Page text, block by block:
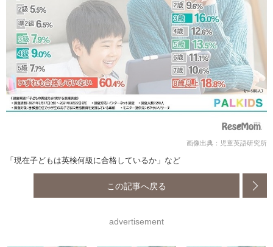
画像出典：児童英語研究所
「現在子どもは英検何級に合格しているか」など
この記事へ戻る
advertisement